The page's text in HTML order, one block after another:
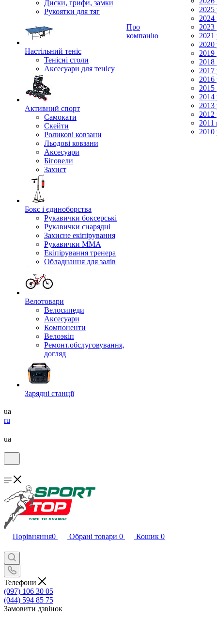
Диски, грифи, замки
Рукоятки для тяг
Настільний теніс
Тенісні столи
Аксесуари для тенісу
Активний спорт
Самокати
Скейти
Роликові ковзани
Льодові ковзани
Аксесуари
Біговели
Захист
Бокс і єдиноборства
Рукавички боксерські
Рукавички снарядні
Захисне екіпірування
Рукавички ММА
Екіпірування тренера
Обладнання для залів
Велотовари
Велосипеди
Аксесуари
Компоненти
Велоэкіп
Ремонт.обслуговування,
догляд
Зарядні станції
Про
компанію
2025
2024
2023
2021
2020
2019
2018
2017
2016
2015
2014
2013
2012
2011
2010
ua
ru
ua
Порівняння0 Обрані товари 0 Кошик 0
Телефони
(097) 106 30 05
(044) 594 85 75
Замовити дзвінок